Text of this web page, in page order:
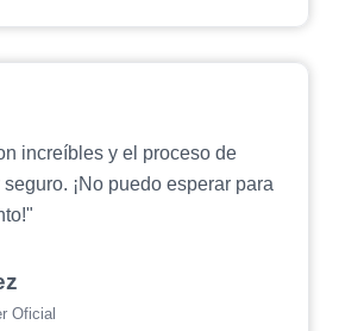
increíbles y el proceso de
¡No puedo esperar para
Oficial